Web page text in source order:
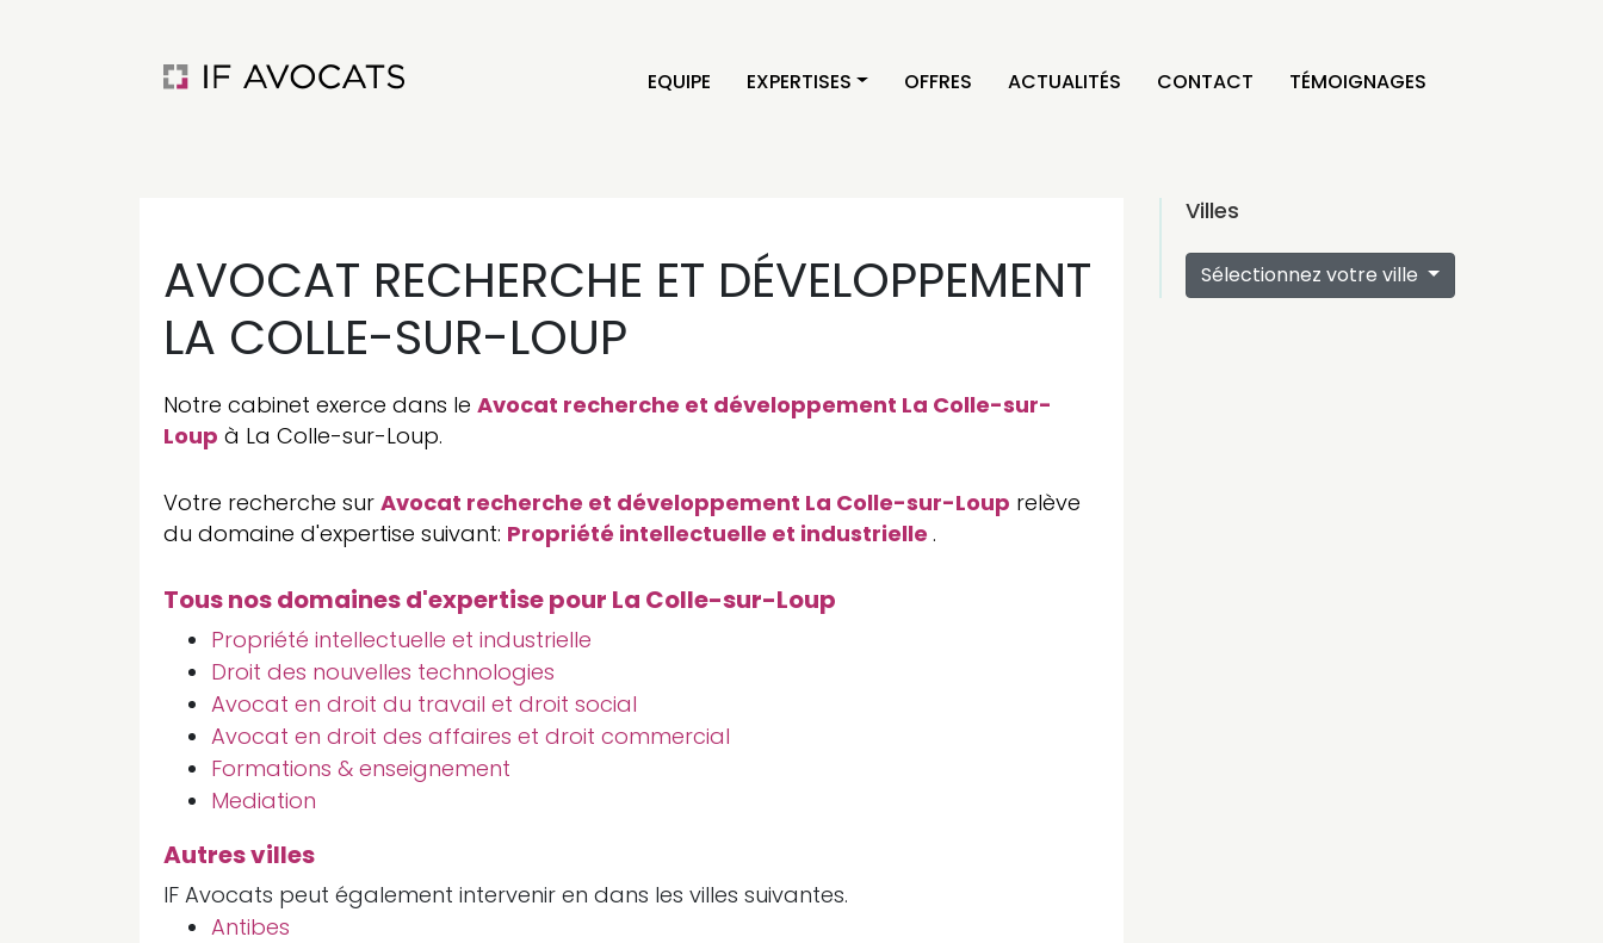
EQUIPE EXPERTISES OFFRES ACTUALITÉS CONTACT TÉMOIGNAGES
AVOCAT RECHERCHE ET DÉVELOPPEMENT
LA COLLE-SUR-LOUP
Notre cabinet exerce dans le Avocat recherche et développement La Colle-sur-
Loup à La Colle-sur-Loup.
Votre recherche sur Avocat recherche et développement La Colle-sur-Loup relève
du domaine d'expertise suivant: Propriété intellectuelle et industrielle .
Tous nos domaines d'expertise pour La Colle-sur-Loup
Propriété intellectuelle et industrielle
Droit des nouvelles technologies
Avocat en droit du travail et droit social
Avocat en droit des affaires et droit commercial
Formations & enseignement
Mediation
Autres villes
IF Avocats peut également intervenir en dans les villes suivantes.
Antibes
Villes
Sélectionnez votre ville